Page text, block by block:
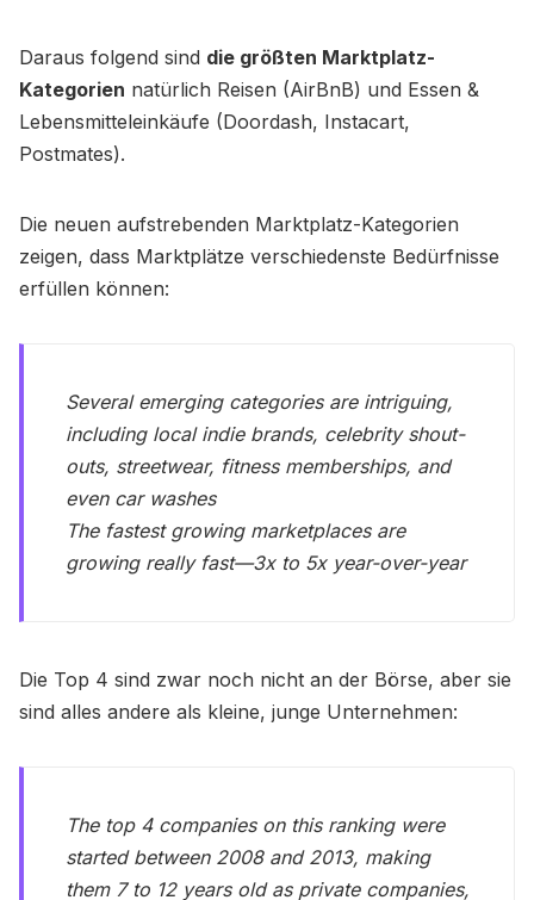
Daraus folgend sind die größten Marktplatz-
Kategorien natürlich Reisen (AirBnB) und Essen &
Lebensmitteleinkäufe (Doordash, Instacart,
Postmates).
Die neuen aufstrebenden Marktplatz-Kategorien
zeigen, dass Marktplätze verschiedenste Bedürfnisse
erfüllen können:
Several emerging categories are intriguing,
including local indie brands, celebrity shout-
outs, streetwear, fitness memberships, and
even car washes
The fastest growing marketplaces are
growing really fast—3x to 5x year-over-year
​Die Top 4 sind zwar noch nicht an der Börse, aber sie
sind alles andere als kleine, junge Unternehmen:
The top 4 companies on this ranking were
started between 2008 and 2013, making
them 7 to 12 years old as private companies,